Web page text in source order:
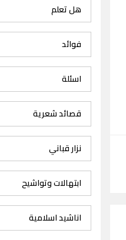
هل تعلم
فوائد
اسئلة
قصائد شعرية
نزار قباني
ابتهالات وتواشيح
اناشيد اسلامية